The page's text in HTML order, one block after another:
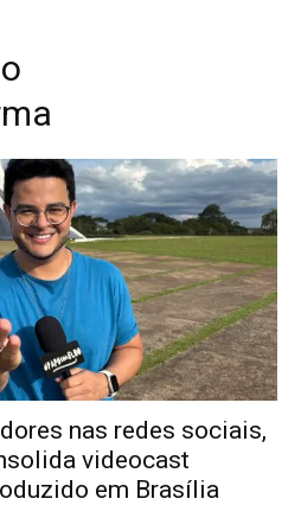
nas redes sociais,
videocast
em Brasília